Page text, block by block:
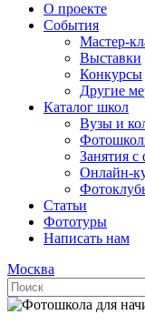
О проекте
События
Мастер-
Выставки
Конкурсы
Другие
Каталог школ
Вузы и
Занятия с
Онлайн-
Статьи
Фототуры
Написать нам
Москва